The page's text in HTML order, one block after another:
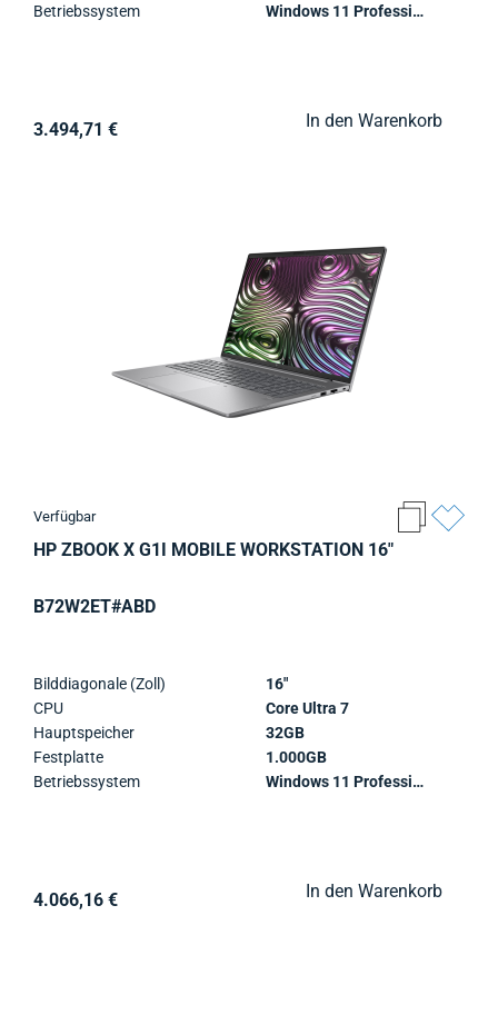
Betriebssystem
Windows 11 Professional
3.494,71 € In den Warenkorb
Verfügbar
HP ZBOOK X G1I MOBILE WORKSTATION 16"
B72W2ET#ABD
Bilddiagonale (Zoll)
CPU
Hauptspeicher
Festplatte
Betriebssystem
16"
Core Ultra 7
32GB
1.000GB
Windows 11 Professional
4.066,16 € In den Warenkorb